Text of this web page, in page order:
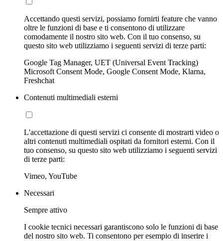
Accettando questi servizi, possiamo fornirti feature che vanno
oltre le funzioni di base e ti consentono di utilizzare
comodamente il nostro sito web. Con il tuo consenso, su
questo sito web utilizziamo i seguenti servizi di terze parti:
Google Tag Manager, UET (Universal Event Tracking)
Microsoft Consent Mode, Google Consent Mode, Klarna,
Freshchat
Contenuti multimediali esterni
L'accettazione di questi servizi ci consente di mostrarti video o
altri contenuti multimediali ospitati da fornitori esterni. Con il
tuo consenso, su questo sito web utilizziamo i seguenti servizi
di terze parti:
Vimeo, YouTube
Necessari
Sempre attivo
I cookie tecnici necessari garantiscono solo le funzioni di base
del nostro sito web. Ti consentono per esempio di inserire i